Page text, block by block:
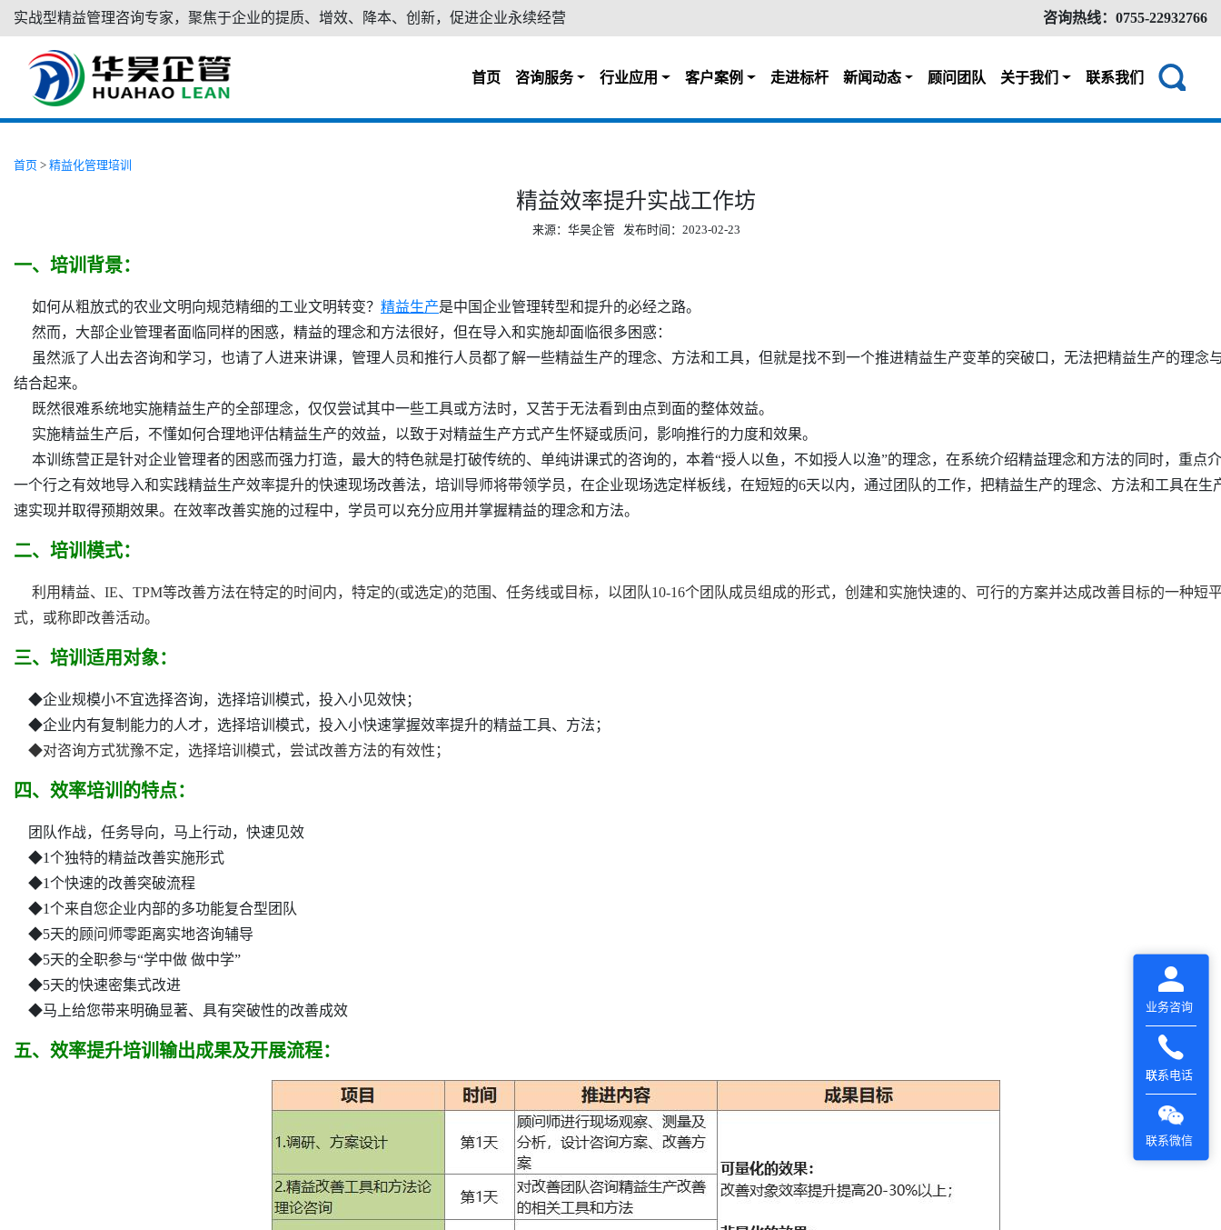
咨询热线：0755-22932766
实战型精益管理咨询专家，聚焦于企业的提质、增效、降本、创新，促进企业永续经营
首页 咨询服务 行业应用 客户案例 走进标杆 新闻动态 顾问团队 关于我们 联系我们
首页 > 精益化管理培训
精益效率提升实战工作坊
来源：华昊企管 发布时间：2023-02-23
一、培训背景：
如何从粗放式的农业文明向规范精细的工业文明转变？ 精益生产是中国企业管理转型和提升的必经之路。
然而，大部企业管理者面临同样的困惑，精益的理念和方法很好，但在导入和实施却面临很多困惑：
虽然派了人出去咨询和学习，也请了人进来讲课，管理人员和推行人员都了解一些精益生产的理念、方法和工具，但就是找不到一个推进精益生产变革的突破口，无法把精益生产的理念
结合起来。
既然很难系统地实施精益生产的全部理念，仅仅尝试其中一些工具或方法时，又苦于无法看到由点到面的整体效益。
实施精益生产后，不懂如何合理地评估精益生产的效益，以致于对精益生产方式产生怀疑或质问，影响推行的力度和效果。
本训练营正是针对企业管理者的困惑而强力打造，最大的特色就是打破传统的、单纯讲课式的咨询的，本着“授人以鱼，不如授人以渔”的理念，在系统介绍精益理念和方法的同时，重点
一个行之有效地导入和实践精益生产效率提升的快速现场改善法，培训导师将带领学员，在企业现场选定样板线，在短短的6天以内，通过团队的工作，把精益生产的理念、方法和工具在生
速实现并取得预期效果。在效率改善实施的过程中，学员可以充分应用并掌握精益的理念和方法。
二、 培训模式：
利用精益、IE、TPM等改善方法在特定的时间内，特定的(或选定)的范围、任务线或目标，以团队10-16个团队成员组成的形式，创建和实施快速的、可行的方案并达成改善目标的一种短
式，或称即改善活动。
三、培训适用对象：
◆企业规模小不宜选择咨询，选择培训模式，投入小见效快；
◆企业内有复制能力的人才，选择培训模式，投入小快速掌握效率提升的精益工具、方法；
◆对咨询方式犹豫不定，选择培训模式，尝试改善方法的有效性；
四、效率培训的特点：
团队作战，任务导向，马上行动，快速见效
◆1个独特的精益改善实施形式
◆1个快速的改善突破流程
◆1个来自您企业内部的多功能复合型团队
◆5天的顾问师零距离实地咨询辅导
◆5天的全职参与“学中做 做中学”
◆5天的快速密集式改进
◆马上给您带来明确显著、具有突破性的改善成效
五、效率提升培训输出成果及开展流程：
业务咨询
联系电话
联系微信